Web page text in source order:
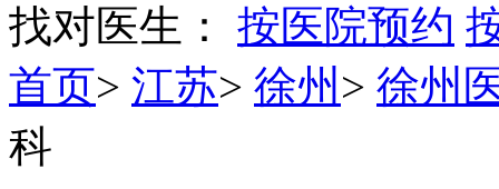
找对医生：
按医院预约
首页> 江苏> 徐州 > 徐州
科